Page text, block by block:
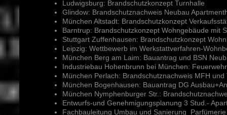
Ludwigsburg: Brandschutzkonzept Turnhalle
Glindow: Brandschutznachweis Neubau
München Altstadt: Brandschutzkonzept
Barntrup: Brandschutzkonzept Wohngebäude mit
Stuttgart Zuffenhausen: Brandschutzkonzept
Leipzig: Wettbewerb im Werkstattverfahren-
München Berg am Laim: Bauantrag und BSN
Industriebau Hohenbrunn bei München:
München Perlach: Brandschutznachweis MFH
München Bogenhausen: Bauantrag DG
München Nymphenburger Str.:
Entwurfs-und Genehmigungsplanung 3 Stud.-
Fachbauleitung Umbau und Sanierung